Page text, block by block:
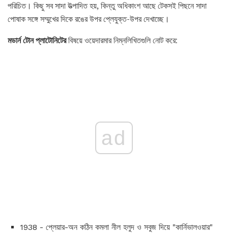
পরিচিত। কিছু সব সাদা উত্পাদিত হয়, কিন্তু অধিকাংশ আছে টেকসই পিছনে সাদা
পোষাক সঙ্গে সম্মুখের দিকে রঙের উপর প্লেযুক্ত-উপর দেখাচ্ছে।
মডার্ন টোন প্লাটোনিটেরবিষয়ে ওয়েদারমার নিম্নলিখিতগুলি নোট করে:
ad
1938 - প্লেয়ার-অন কঠিন কমলা নীল হলুদ ও সবুজ দিয়ে "কার্নিভালওয়ার"